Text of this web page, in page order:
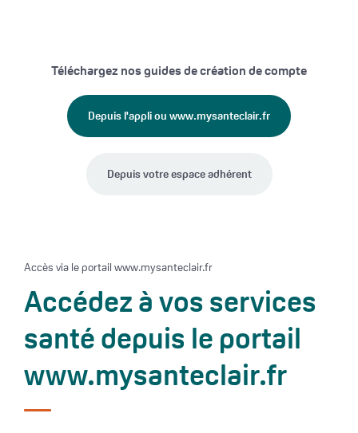
Téléchargez nos guides de création de compte
Depuis l'appli ou www.mysanteclair.fr
Depuis votre espace adhérent
Accès via le portail www.mysanteclair.fr
Accédez à vos services
santé depuis le portail
www.mysanteclair.fr